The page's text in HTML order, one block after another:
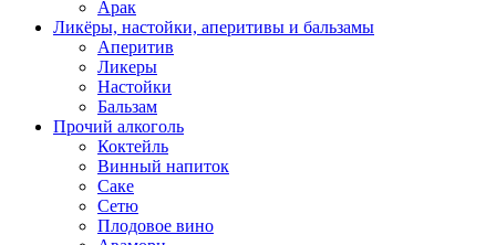
Арак
Ликёры, настойки, аперитивы и бальзамы
Аперитив
Ликеры
Настойки
Бальзам
Прочий алкоголь
Коктейль
Винный напиток
Саке
Сетю
Плодовое вино